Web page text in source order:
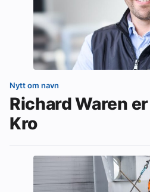
Nytt om navn
Richard Waren
Kro